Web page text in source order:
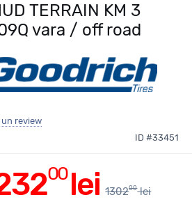
TERRAIN KM 3
vara / off road
review
ID #33451
00lei 130200 lei